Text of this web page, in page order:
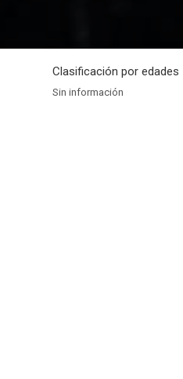
Clasificación por edades
Sin información